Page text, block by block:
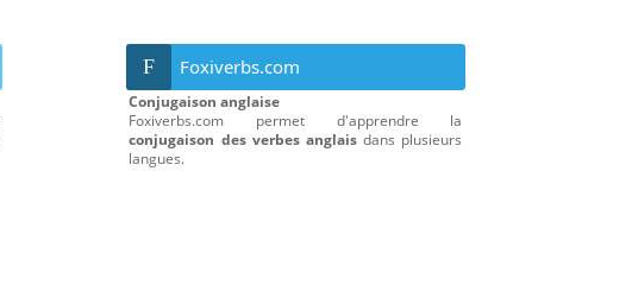
F Foxiverbs.com
Conjugaison anglaise
Foxiverbs.com permet d'apprendre la
conjugaison des verbes anglaisdans plusieurs
langues.